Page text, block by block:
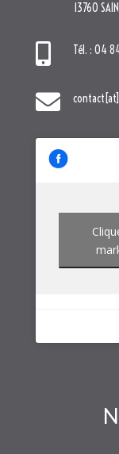
13760
 Tél. : 04
